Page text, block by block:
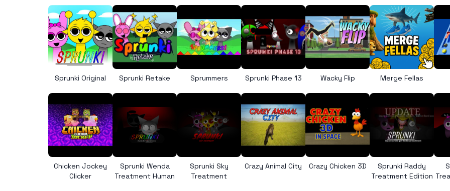
Sprunki Original Sprunki Retake Sprummers Sprunki Phase 13 Wacky Flip Merge Fellas
Chicken Jockey
Clicker
Sprunki Wenda
Treatment Human
Sprunki Sky
Treatment
Crazy Animal City Crazy Chicken 3D
Sprunki Raddy
Treatment Edition